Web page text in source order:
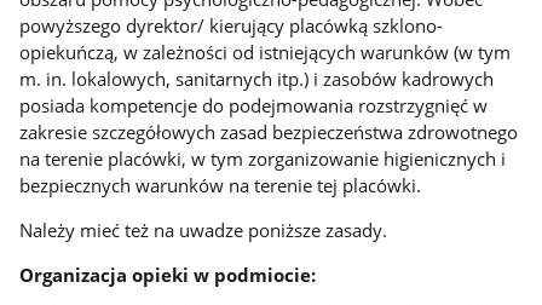
powyższego dyrektor/ kierujący placówką szklono-
opiekuńczą, w zależności od istniejących warunków (w tym
m. in. lokalowych, sanitarnych itp.) i zasobów kadrowych
posiada kompetencje do podejmowania rozstrzygnięć w
zakresie szczegółowych zasad bezpieczeństwa zdrowotnego
na terenie placówki, w tym zorganizowanie higienicznych i
bezpiecznych warunków na terenie tej placówki.
Należy mieć też na uwadze poniższe zasady.
Organizacja opieki w podmiocie: